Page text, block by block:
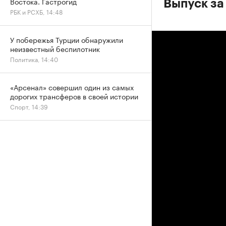
Выпуск
РБК и РСХБ, 14:48
У побережья Турции обнаружили
неизвестный беспилотник
Политика, 14:40
«Арсенал» совершил один из самых
дорогих трансферов в своей истории
Спорт, 14:39